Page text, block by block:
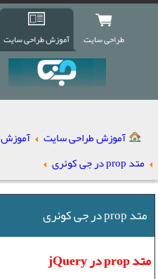
طراحی سایت آموزش طراحی سایت
آموزش طراحی سایت آموزش Jquery
متد prop در جی کوئری
متد prop در جی کوئری
متد prop در jQuery